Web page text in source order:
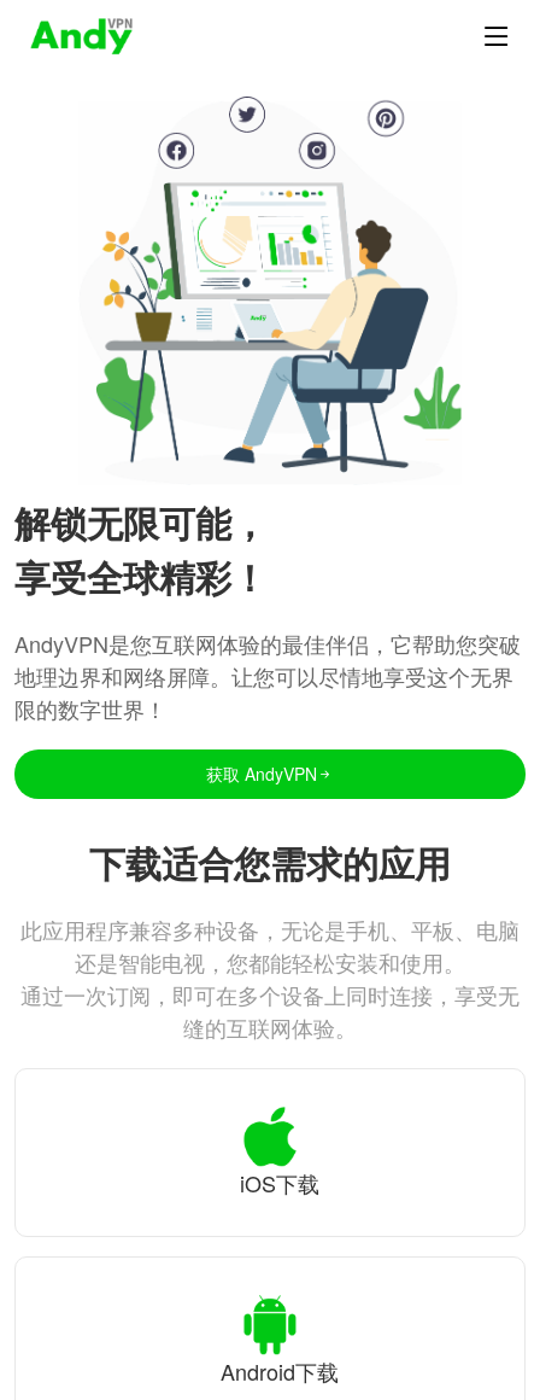
解锁无限可能，
享受全球精彩！
AndyVPN是您互联网体验的最佳伴侣，它帮助您突破
地理边界和网络屏障。让您可以尽情地享受这个无界
限的数字世界！
获取 AndyVPN
下载适合您需求的应用
此应用程序兼容多种设备，无论是手机、平板、电脑
还是智能电视，您都能轻松安装和使用。
通过一次订阅，即可在多个设备上同时连接，享受无
缝的互联网体验。
iOS下载
Android下载